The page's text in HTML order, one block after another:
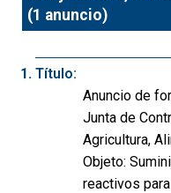
(1 anuncio)
Título:
Anuncio de
Junta de
Agricultura,
Objeto:
reactivos